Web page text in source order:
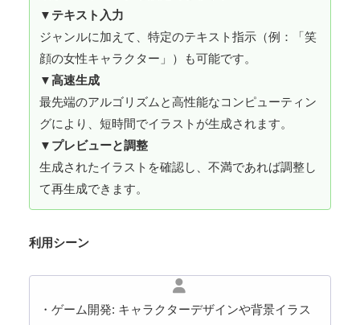
▼ テキスト入力
ジャンルに加えて、特定のテキスト指示（例：「笑
顔の女性キャラクター」）も可能です。
▼高速生成
最先端のアルゴリズムと高性能なコンピューティン
グにより、短時間でイラストが生成されます。
▼ プレビューと調整
生成されたイラストを確認し、不満であれば調整し
て再生成できます。
利用シーン
・ゲーム開発: キャラクターデザインや背景イラス